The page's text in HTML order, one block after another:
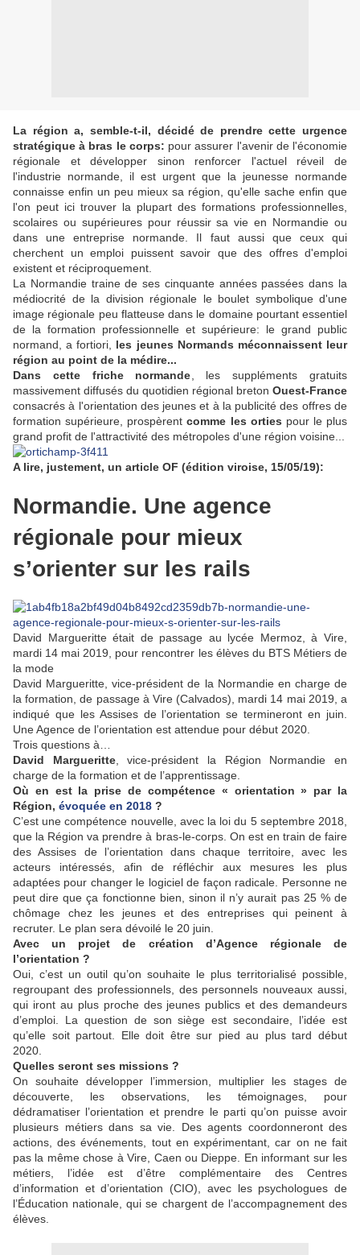
La région a, semble-t-il, décidé de prendre cette urgence
stratégique à bras le corps: pour assurer l'avenir de l'économie
régionale et développer sinon renforcer l'actuel réveil de
l'industrie normande, il est urgent que la jeunesse normande
connaisse enfin un peu mieux sa région, qu'elle sache enfin que
l'on peut ici trouver la plupart des formations professionnelles,
scolaires ou supérieures pour réussir sa vie en Normandie ou
dans une entreprise normande. Il faut aussi que ceux qui
cherchent un emploi puissent savoir que des offres d'emploi
existent et réciproquement.
La Normandie traine de ses cinquante années passées dans la
médiocrité de la division régionale le boulet symbolique d'une
image régionale peu flatteuse dans le domaine pourtant essentiel
de la formation professionnelle et supérieure: le grand public
normand, a fortiori, les jeunes Normands méconnaissent leur
région au point de la médire...
Dans cette friche normande , les suppléments gratuits
massivement diffusés du quotidien régional breton Ouest-France
consacrés à l'orientation des jeunes et à la publicité des offres de
formation supérieure, prospèrentcomme les orties pour le plus
grand profit de l'attractivité des métropoles d'une région voisine...
A lire, justement, un article OF (édition viroise, 15/05/19):
Normandie. Une agence
régionale pour mieux
s’orienter sur les rails
David Margueritte était de passage au lycée Mermoz, à Vire,
mardi 14 mai 2019, pour rencontrer les élèves du BTS Métiers de
la mode
David Margueritte, vice-président de la Normandie en charge de
la formation, de passage à Vire (Calvados), mardi 14 mai 2019, a
indiqué que les Assises de l’orientation se termineront en juin.
Une Agence de l’orientation est attendue pour début 2020.
Trois questions à…
David Margueritte, vice-président la Région Normandie en
charge de la formation et de l’apprentissage.
Où en est la prise de compétence « orientation » par la
Région, évoquée en 2018 ?
C’est une compétence nouvelle, avec la loi du 5 septembre 2018,
que la Région va prendre à bras-le-corps. On est en train de faire
des Assises de l’orientation dans chaque territoire, avec les
acteurs intéressés, afin de réfléchir aux mesures les plus
adaptées pour changer le logiciel de façon radicale. Personne ne
peut dire que ça fonctionne bien, sinon il n’y aurait pas 25 % de
chômage chez les jeunes et des entreprises qui peinent à
recruter. Le plan sera dévoilé le 20 juin.
Avec un projet de création d’Agence régionale de
l’orientation ?
Oui, c’est un outil qu’on souhaite le plus territorialisé possible,
regroupant des professionnels, des personnels nouveaux aussi,
qui iront au plus proche des jeunes publics et des demandeurs
d’emploi. La question de son siège est secondaire, l’idée est
qu’elle soit partout. Elle doit être sur pied au plus tard début
2020.
Quelles seront ses missions ?
On souhaite développer l’immersion, multiplier les stages de
découverte, les observations, les témoignages, pour
dédramatiser l’orientation et prendre le parti qu’on puisse avoir
plusieurs métiers dans sa vie. Des agents coordonneront des
actions, des événements, tout en expérimentant, car on ne fait
pas la même chose à Vire, Caen ou Dieppe. En informant sur les
métiers, l’idée est d’être complémentaire des Centres
d’information et d’orientation (CIO), avec les psychologues de
l’Éducation nationale, qui se chargent de l’accompagnement des
élèves.